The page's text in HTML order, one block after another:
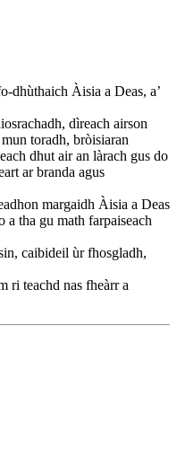
dhùthaich Àisia a Deas, a’
dìreach airson
toradh, bròisiaran
dhut air an làrach gus do
ar branda agus
margaidh Àisia a Deas
a tha gu math farpaiseach
caibideil ùr fhosgladh,
ri teachd nas fheàrr a